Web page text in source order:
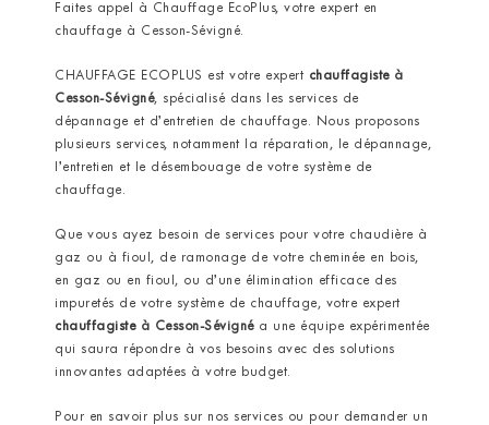
Faites appel à Chauffage EcoPlus, votre expert en
chauffage à Cesson-Sévigné.
CHAUFFAGE ECOPLUS est votre expert chauffagisteà
Cesson-Sévigné, spécialisé dans les services de
dépannage et d’entretien de chauffage. Nous proposons
plusieurs services, notamment la réparation, le dépannage,
l’entretien et le désembouage de votre système de
chauffage.
Que vous ayez besoin de services pour votre chaudière à
gaz ou à fioul, de ramonage de votre cheminée en bois,
en gaz ou en fioul, ou d’une élimination efficace des
impuretés de votre système de chauffage, votre expert
chauffagisteà Cesson-Sévignéa une équipe expérimentée
qui saura répondre à vos besoins avec des solutions
innovantes adaptées à votre budget.
Pour en savoir plus sur nos services ou pour demander un